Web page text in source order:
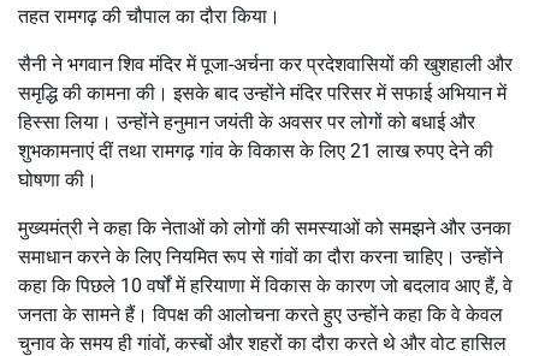
तहत रामगढ़ की चौपाल का दौरा किया।
सैनी ने भगवान शिव मंदिर में पूजा-अर्चना कर प्रदेशवासियों की खुशहाली और
समृद्धि की कामना की। इसके बाद उन्होंने मंदिर परिसर में सफाई अभियान में
हिस्सा लिया। उन्होंने हनुमान जयंती के अवसर पर लोगों को बधाई और
शुभकामनाएं दीं तथा रामगढ़ गांव के विकास के लिए 21 लाख रुपए देने की
घोषणा की।
मुख्यमंत्री ने कहा कि नेताओं को लोगों की समस्याओं को समझने और उनका
समाधान करने के लिए नियमित रूप से गांवों का दौरा करना चाहिए। उन्होंने
कहा कि पिछले 10 वर्षों में हरियाणा में विकास के कारण जो बदलाव आए हैं, वे
जनता के सामने हैं। विपक्ष की आलोचना करते हुए उन्होंने कहा कि वे केवल
चुनाव के समय ही गांवों, कस्बों और शहरों का दौरा करते थे और वोट हासिल